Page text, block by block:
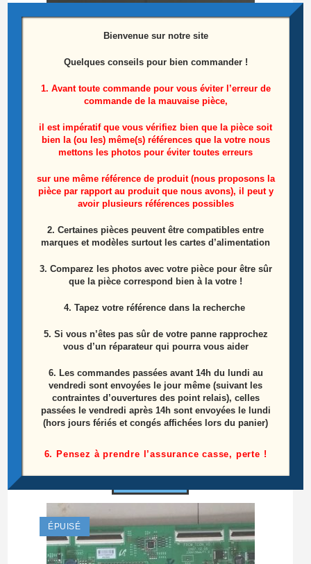
BN96-0859A
40,00€ Le
prix
initial
était :
20,00€Le
prix
actuel
est :
Lire la suite
ÉPUISÉ
Carte mère Télé Samsung UE32J4000AW
Référence: BN41-02358B (BN94-08202C)
25,00€
ÉPUISÉ
Bienvenue sur notre site
Quelques conseils pour bien commander !
1. Avant toute commande pour vous éviter l’erreur de
commande de la mauvaise pièce,
il est impératif que vous vérifiez bien que la pièce soit
bien la (ou les) même(s) références que la votre nous
mettons les photos pour éviter toutes erreurs
sur une même référence de produit (nous proposons la
pièce par rapport au produit que nous avons), il peut y
avoir plusieurs références possibles
2. Certaines pièces peuvent être compatibles entre
marques et modèles surtout les cartes d’alimentation
3. Comparez les photos avec votre pièce pour être sûr
que la pièce correspond bien à la votre !
4. Tapez votre référence dans la recherche
5. Si vous n’êtes pas sûr de votre panne rapprochez
vous d’un réparateur qui pourra vous aider
6. Les commandes passées avant 14h du lundi au
vendredi sont envoyées le jour même (suivant les
contraintes d’ouvertures des point relais), celles
passées le vendredi après 14h sont envoyées le lundi
(hors jours fériés et congés affichées lors du panier)
6. Pensez à prendre l’assurance casse, perte !